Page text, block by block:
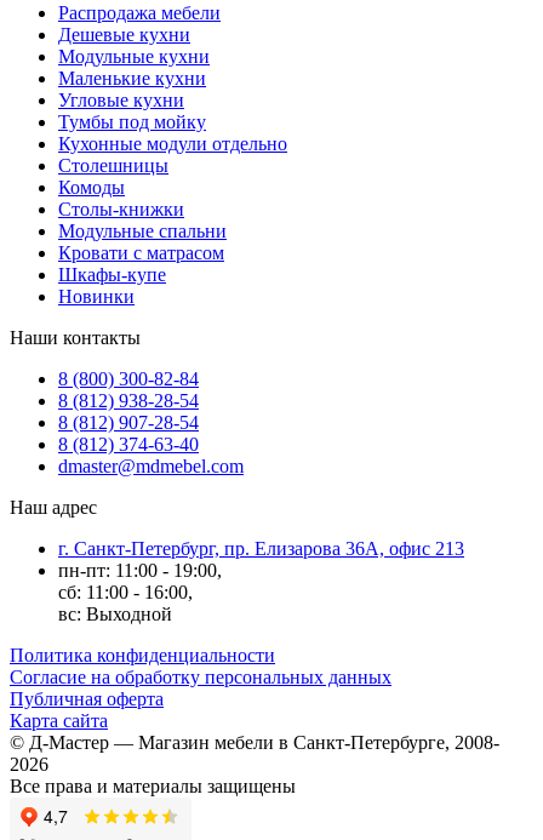
Распродажа мебели
Дешевые кухни
Модульные кухни
Маленькие кухни
Угловые кухни
Тумбы под мойку
Кухонные модули отдельно
Столешницы
Комоды
Столы-книжки
Модульные спальни
Кровати с матрасом
Шкафы-купе
Новинки
Наши контакты
8 (800) 300-82-84
8 (812) 938-28-54
8 (812) 907-28-54
8 (812) 374-63-40
dmaster@mdmebel.com
Наш адрес
г. Санкт-Петербург, пр. Елизарова 36А, офис 213
пн-пт: 11:00 - 19:00,
сб: 11:00 - 16:00,
вс: Выходной
Политика конфиденциальности
Согласие на обработку персональных данных
Публичная оферта
Карта сайта
© Д-Мастер — Магазин мебели в Санкт-Петербурге, 2008-
2026
Все права и материалы защищены